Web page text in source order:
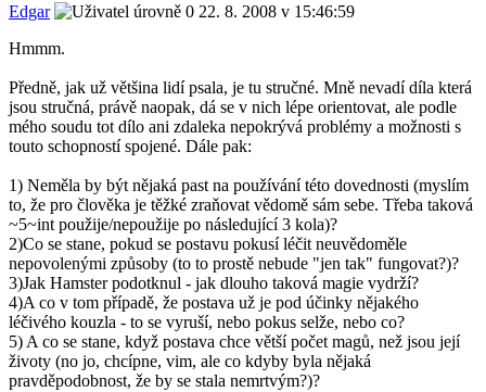
Edgar
22. 8. 2008 v 15:46:59
Hmmm.
Předně, jak už většina lidí psala, je tu stručné. Mně nevadí díla která
jsou stručná, právě naopak, dá se v nich lépe orientovat, ale podle
mého soudu tot dílo ani zdaleka nepokrývá problémy a možnosti s
touto schopností spojené. Dále pak:
1) Neměla by být nějaká past na používání této dovednosti (myslím
to, že pro člověka je těžké zraňovat vědomě sám sebe. Třeba taková
~5~int použije/nepoužije po následující 3 kola)?
2)Co se stane, pokud se postavu pokusí léčit neuvědoměle
nepovolenými způsoby (to to prostě nebude "jen tak" fungovat?)?
3)Jak Hamster podotknul - jak dlouho taková magie vydrží?
4)A co v tom případě, že postava už je pod účinky nějakého
léčivého kouzla - to se vyruší, nebo pokus selže, nebo co?
5) A co se stane, když postava chce větší počet magů, než jsou její
životy (no jo, chcípne, vim, ale co kdyby byla nějaká
pravděpodobnost, že by se stala nemrtvým?)?